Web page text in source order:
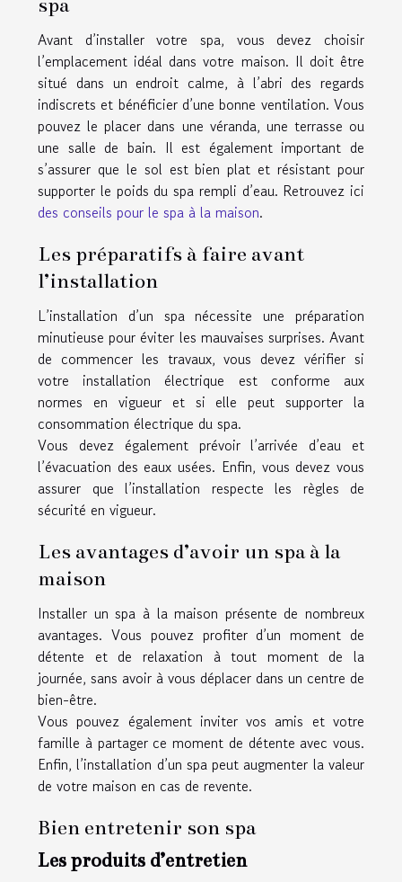
Avant d’installer votre spa, vous devez choisir
l’emplacement idéal dans votre maison. Il doit être
situé dans un endroit calme, à l’abri des regards
indiscrets et bénéficier d’une bonne ventilation. Vous
pouvez le placer dans une véranda, une terrasse ou
une salle de bain. Il est également important de
s’assurer que le sol est bien plat et résistant pour
supporter le poids du spa rempli d’eau. Retrouvez ici
des conseils pour le spa à la maison.
Les préparatifs à faire avant
l’installation
L’installation d’un spa nécessite une préparation
minutieuse pour éviter les mauvaises surprises. Avant
de commencer les travaux, vous devez vérifier si
votre installation électrique est conforme aux
normes en vigueur et si elle peut supporter la
consommation électrique du spa.
Vous devez également prévoir l’arrivée d’eau et
l’évacuation des eaux usées. Enfin, vous devez vous
assurer que l’installation respecte les règles de
sécurité en vigueur.
Les avantages d’avoir un spa à la
maison
Installer un spa à la maison présente de nombreux
avantages. Vous pouvez profiter d’un moment de
détente et de relaxation à tout moment de la
journée, sans avoir à vous déplacer dans un centre de
bien-être.
Vous pouvez également inviter vos amis et votre
famille à partager ce moment de détente avec vous.
Enfin, l’installation d’un spa peut augmenter la valeur
de votre maison en cas de revente.
Bien entretenir son spa
Les produits d’entretien